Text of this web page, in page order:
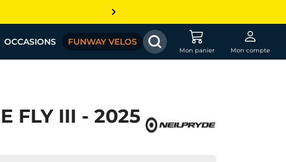
OCCASIONS FUNWAY VELOS
Mon panier Mon compte
FLY III - 2025